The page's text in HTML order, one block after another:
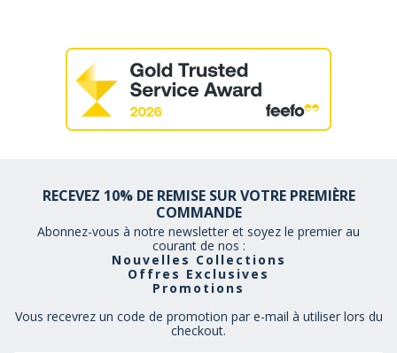
RECEVEZ 10% DE REMISE SUR VOTRE PREMIÈRE
COMMANDE
Abonnez-vous à notre newsletter et soyez le premier au
courant de nos :
Nouvelles Collections
Offres Exclusives
Promotions
Vous recevrez un code de promotion par e-mail à utiliser lors du
checkout.